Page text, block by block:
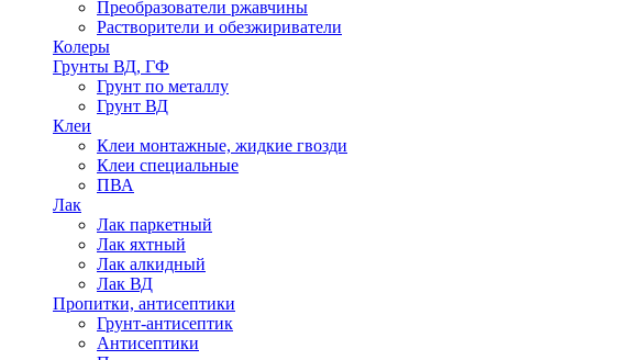
Преобразователи ржавчины
Растворители и обезжириватели
Колеры
Грунты ВД, ГФ
Грунт по металлу
Грунт ВД
Клеи
Клеи монтажные, жидкие гвозди
Клеи специальные
ПВА
Лак
Лак паркетный
Лак яхтный
Лак алкидный
Лак ВД
Пропитки, антисептики
Грунт-антисептик
Антисептики